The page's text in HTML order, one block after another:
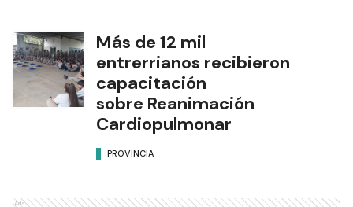
Más de 12 mil
entrerrianos recibieron
capacitación
sobre Reanimación
Cardiopulmonar
PROVINCIA
Ads